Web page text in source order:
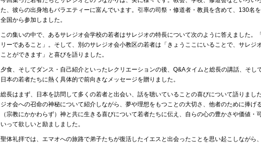
た、彼らの出身地もバラエティーに富んでいます。引率の司祭・修道者・教員を含めて、130名
全国から参加しました。
この集いの中で、あるサレジオ会学校の若者はサレジオの特長について次のように答えました。
リーであること」。そして、別のサレジオ会小教区の若者は「きょうここにいることで、サレジ
ことができます」と喜びを語りました。
夕食、そしてダンス・自己紹介といったレクリエーションの後、Q&Aタイムと総長の講話、そし
日本の若者たちに熱く具体的で前向きなメッセージを贈りました。
総長はまず、日本を訪問して多くの若者と出会い、話を聴いていることの喜びについて語りまし
ジオ会への召命の神秘について紹介しながら、夢や理想をもつことの大切さ、他者のために捧げ
（宗教にかかわらず）神と共に生きる喜びについて若者たちに伝え、自らの心の豊かさや価値・
いって欲しいと励ましました。
聖体礼拝では、エマオへの旅路で弟子たちが復活したイエスと出会ったことを思い起こしながら